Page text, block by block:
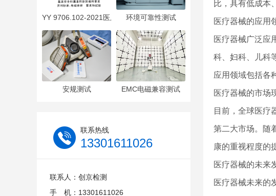
YY 9706.102-2021医用电气设备 第1-2部分：基本安全和基本性能的通用
环境可靠性测试
安规测试 EMC电磁兼容测试
联系热线
13301611026
联系人：创京检测
手 机：13301611026
比，具有低成本
医疗器械的应用
医疗器械广泛应
科、妇科、儿科
应用领域包括各
医疗器械的市场
目前，全球医疗
第二大市场。随
康的重视程度的
医疗器械的未来
医疗器械未来的